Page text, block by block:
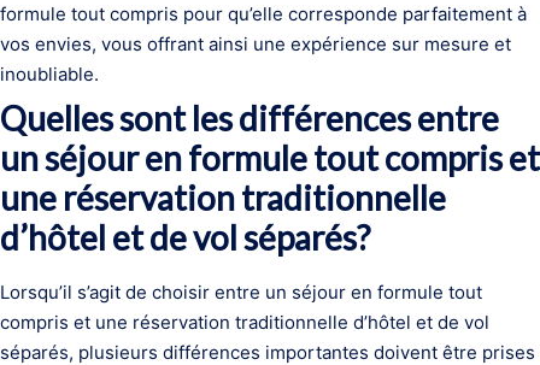
formule tout compris pour qu’elle corresponde parfaitement à
vos envies, vous offrant ainsi une expérience sur mesure et
inoubliable.
Quelles sont les différences entre
un séjour en formule tout compris et
une réservation traditionnelle
d’hôtel et de vol séparés?
Lorsqu’il s’agit de choisir entre un séjour en formule tout
compris et une réservation traditionnelle d’hôtel et de vol
séparés, plusieurs différences importantes doivent être prises